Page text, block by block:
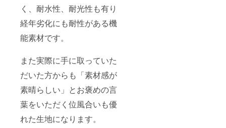
く、耐水性、耐光性も有り
経年劣化にも耐性がある機
能素材です。
また実際に手に取っていた
だいた方からも「素材感が
素晴らしい」とお褒めの言
葉をいただく位風合いも優
れた生地になります。